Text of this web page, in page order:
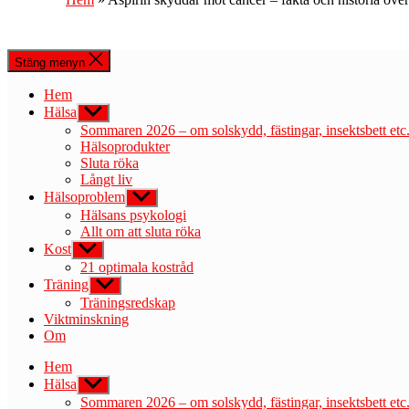
Stäng menyn
Hem
Hälsa Visa
undermeny
Sommaren 2026 – om solskydd, fästingar, insektsbett etc.
Hälsoprodukter
Sluta röka
Långt liv
Hälsoproblem Visa
undermeny
Hälsans psykologi
Allt om att sluta röka
Kost Visa
undermeny
21 optimala kostråd
Träning Visa
undermeny
Träningsredskap
Viktminskning
Om
Hem
Hälsa Visa
undermeny
Sommaren 2026 – om solskydd, fästingar, insektsbett etc.